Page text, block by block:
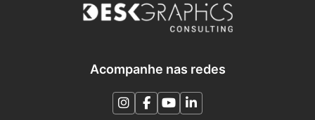
Acompanhe nas redes